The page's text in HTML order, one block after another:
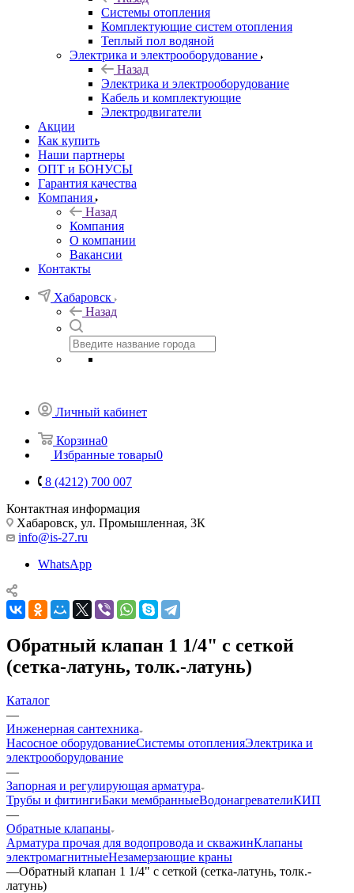
Системы отопления
Комплектующие систем отопления
Теплый пол водяной
Электрика и электрооборудование
Назад
Электрика и электрооборудование
Кабель и комплектующие
Электродвигатели
Акции
Как купить
Наши партнеры
ОПТ и БОНУСЫ
Гарантия качества
Компания
Назад
Компания
О компании
Вакансии
Контакты
Хабаровск
Назад
Личный кабинет
Корзина0
Избранные товары0
8 (4212) 700 007
Контактная информация
Хабаровск, ул. Промышленная, 3К
info@is-27.ru
WhatsApp
Обратный клапан 1 1/4" с сеткой
(сетка-латунь, толк.-латунь)
Каталог
—
Инженерная сантехника
Насосное оборудованиеСистемы отопленияЭлектрика и
электрооборудование
—
Запорная и регулирующая арматура
Трубы и фитингиБаки мембранныеВодонагревателиКИП
—
Обратные клапаны
Арматура прочая для водопровода и скважинКлапаны
электромагнитныеНезамерзающие краны
—Обратный клапан 1 1/4" с сеткой (сетка-латунь, толк.-
латунь)